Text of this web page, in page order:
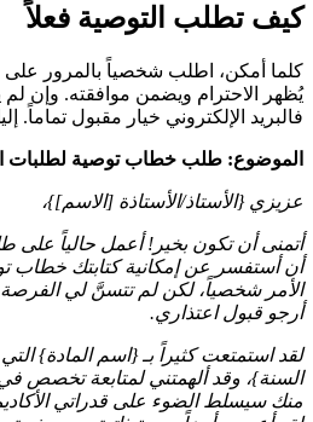
كيف تطلب التوصية فعلاً
كلما أمكن، اطلب شخصياً بالمرور على
يُظهر الاحترام ويضمن موافقته. وإن
فالبريد الإلكتروني خيار مقبول
الموضوع: طلب خطاب توصية لطلبات
عزيزي {الأستاذ/الأستاذة [الاسم]}،
أتمنى أن تكون بخير! أعمل حالياً على
أن أستفسر عن إمكانية كتابتك خطاب
الأمر شخصياً، لكن لم تتسنَّ لي
أرجو قبول اعتذاري.
لقد استمتعت كثيراً بـ {اسم المادة}
السنة}، وقد ألهمتني لمتابعة تخصص
منك سيسلط الضوء على قدراتي